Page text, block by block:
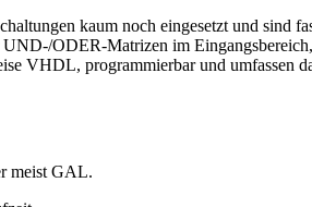
kaum noch eingesetzt und
ODER-Matrizen im
VHDL, programmierbar und umfassen
meist GAL.